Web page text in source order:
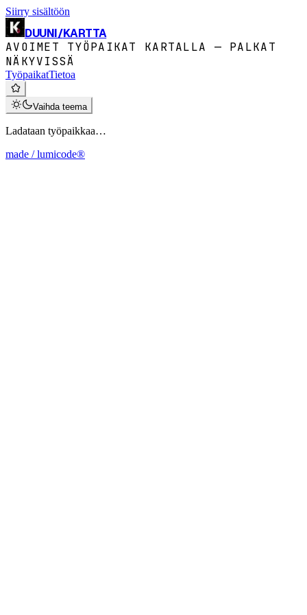
Siirry sisältöön
DUUNI/KARTTA
AVOIMET TYÖPAIKAT KARTALLA — PALKAT
NÄKYVISSÄ
TyöpaikatTietoa
Vaihda teema
Ladataan työpaikkaa…
made / lumicode®